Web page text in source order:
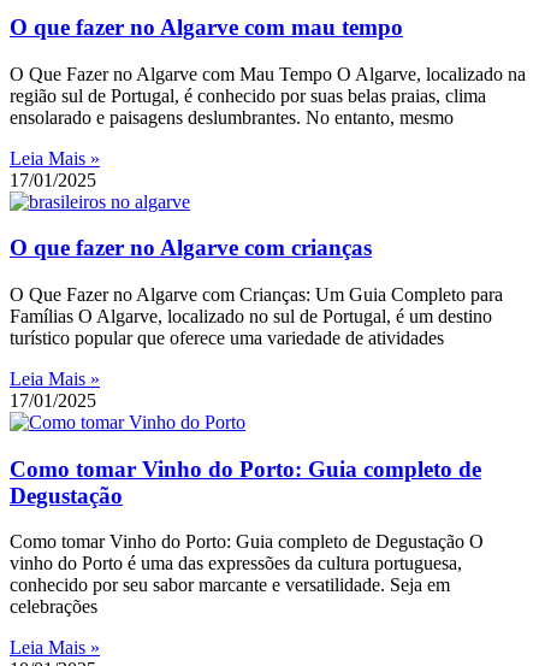
O que fazer no Algarve com mau tempo
O Que Fazer no Algarve com Mau Tempo O Algarve, localizado na
região sul de Portugal, é conhecido por suas belas praias, clima
ensolarado e paisagens deslumbrantes. No entanto, mesmo
Leia Mais »
17/01/2025
O que fazer no Algarve com crianças
O Que Fazer no Algarve com Crianças: Um Guia Completo para
Famílias O Algarve, localizado no sul de Portugal, é um destino
turístico popular que oferece uma variedade de atividades
Leia Mais »
17/01/2025
Como tomar Vinho do Porto: Guia completo de
Degustação
Como tomar Vinho do Porto: Guia completo de Degustação O
vinho do Porto é uma das expressões da cultura portuguesa,
conhecido por seu sabor marcante e versatilidade. Seja em
celebrações
Leia Mais »